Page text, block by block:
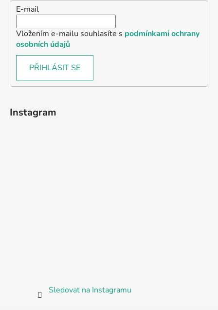
E-mail
Vložením e-mailu souhlasíte s podmínkami ochrany
osobních údajů
PŘIHLÁSIT SE
Instagram
Sledovat na Instagramu